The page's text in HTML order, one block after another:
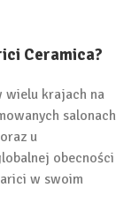
Ceramica?
wielu krajach na
salonach
u
obecności
w swoim